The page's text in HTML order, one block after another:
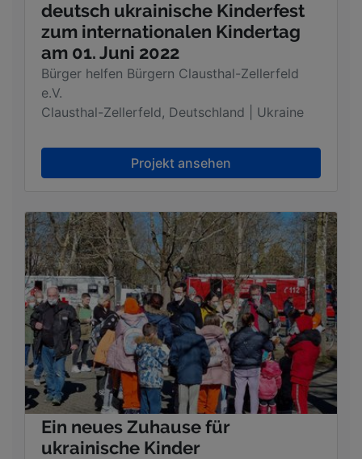
deutsch ukrainische Kinderfest
zum internationalen Kindertag
am 01. Juni 2022
Bürger helfen Bürgern Clausthal-Zellerfeld
e.V.
Clausthal-Zellerfeld, Deutschland | Ukraine
Projekt ansehen
Ein neues Zuhause für
ukrainische Kinder